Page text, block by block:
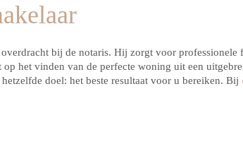
bij de notaris. Hij zorgt voor professionele
het vinden van de perfecte woning uit een
doel: het beste resultaat voor u bereiken. Bij